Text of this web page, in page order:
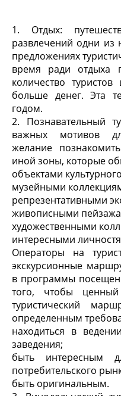
1. Отдых:
развлечений одни из
предложениях
время ради отдыха
количество
больше денег. Эта
годом.
2. Познавательный
важных мотивов
желание
иной зоны, которые
объектами
музейными
репрезентативными
живописными
художественными
интересными
Операторы на
экскурсионные
в программы
того, чтобы
туристический
определенным
находиться в
заведения;
быть интересным
потребительского
быть оригинальным.